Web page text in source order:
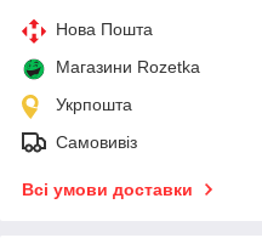
Нова Пошта
Магазини Rozetka
Укрпошта
Самовивіз
Всі умови доставки